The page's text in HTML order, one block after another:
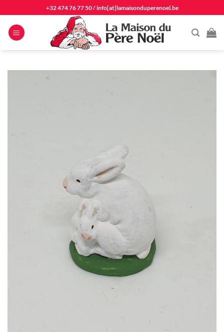
au
contenu
+32 474 76 77 50/info[at]lamaisonduperenoel.be